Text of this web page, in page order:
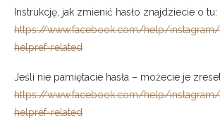
Instrukcję, jak zmienić hasło znajdziecie o tu:
https://www.facebook.com/help/instagram/
helpref=related
Jeśli nie pamiętacie hasła – możecie je
https://www.facebook.com/help/instagram/
helpref=related